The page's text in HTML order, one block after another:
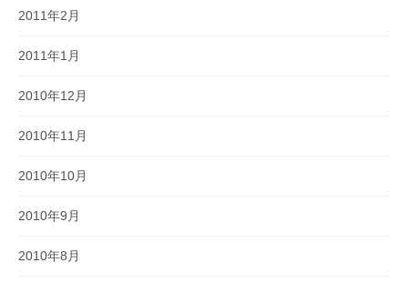
2011年2月
2011年1月
2010年12月
2010年11月
2010年10月
2010年9月
2010年8月